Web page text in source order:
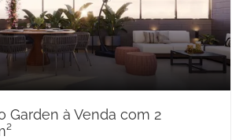
Garden à Venda com 2